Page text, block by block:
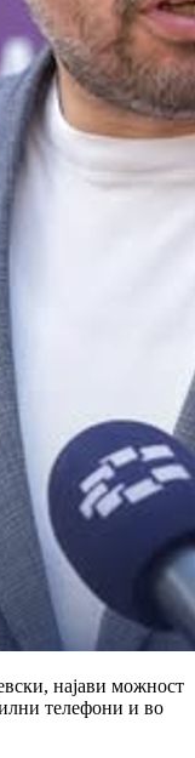
, најави можност
телефони и во